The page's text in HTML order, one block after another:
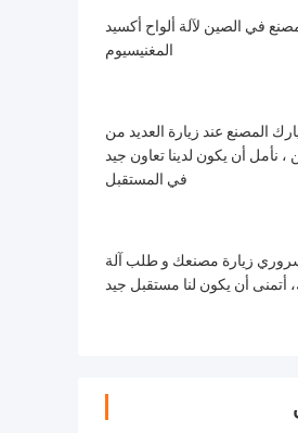
في الصين لآلة ألواح أكسيد
المغنيسيوم
المصنع عند زيارة العديد من
نأمل أن يكون لدينا تعاون جيد
في المستقبل
زيارة مصنعك و طلب آلة